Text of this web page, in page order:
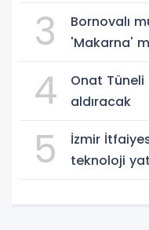
3
Bornovalı
'Makarna'
4
Onat
aldıracak
5
İzmir
teknoloji